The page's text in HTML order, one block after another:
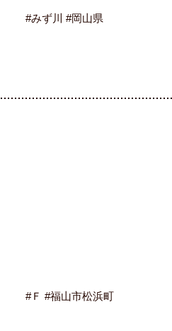
#みず川 #岡山県
#Ｆ #福山市松浜町